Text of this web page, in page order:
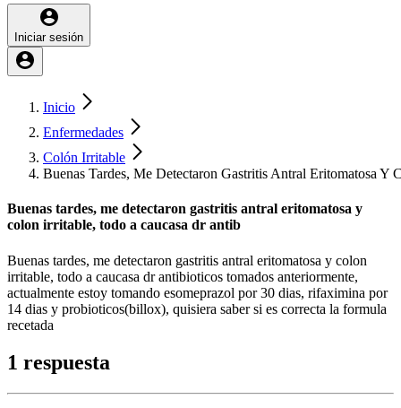
Iniciar sesión
Inicio
Enfermedades
Colón Irritable
Buenas Tardes, Me Detectaron Gastritis Antral Eritomatosa
Buenas tardes, me detectaron gastritis antral eritomatosa y
colon irritable, todo a caucasa dr antib
Buenas tardes, me detectaron gastritis antral eritomatosa y colon
irritable, todo a caucasa dr antibioticos tomados anteriormente,
actualmente estoy tomando esomeprazol por 30 dias, rifaximina por
14 dias y probioticos(billox), quisiera saber si es correcta la formula
recetada
1 respuesta